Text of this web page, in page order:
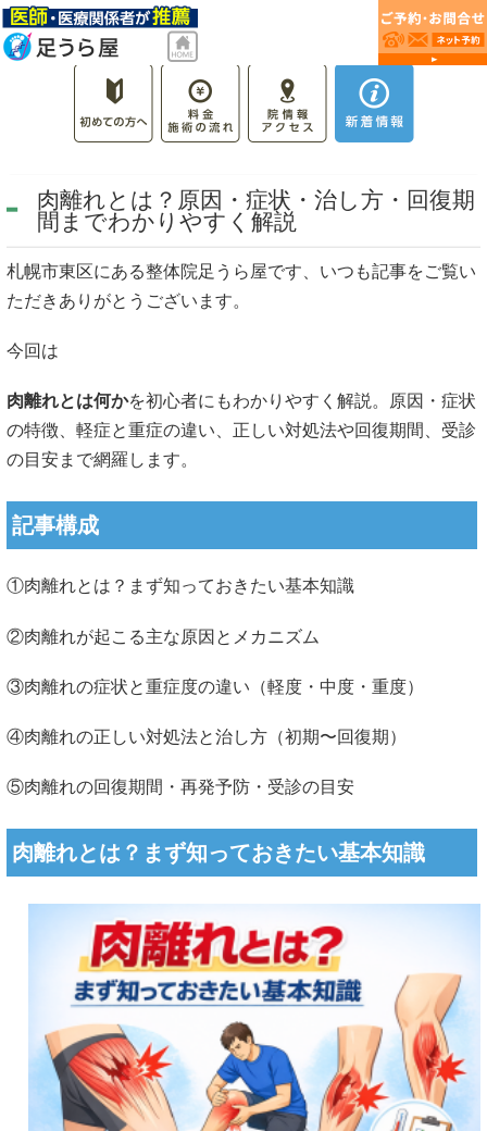
肉離れとは？原因・症状・治し方・回復期
間までわかりやすく解説
札幌市東区にある整体院足うら屋です、いつも記事をご覧い
ただきありがとうございます。
今回は
肉離れとは何かを初心者にもわかりやすく解説。原因・症状
の特徴、軽症と重症の違い、正しい対処法や回復期間、受診
の目安まで網羅します。
記事構成
①肉離れとは？まず知っておきたい基本知識
②肉離れが起こる主な原因とメカニズム
③肉離れの症状と重症度の違い（軽度・中度・重度）
④肉離れの正しい対処法と治し方（初期〜回復期）
⑤肉離れの回復期間・再発予防・受診の目安
肉離れとは？まず知っておきたい基本知識